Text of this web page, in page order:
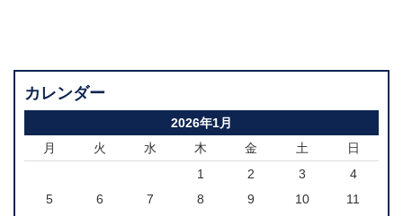
カレンダー
2026年1月
月
火 水 木 金 土 日
1 2 3
4
5
6 7 8 9 10
11